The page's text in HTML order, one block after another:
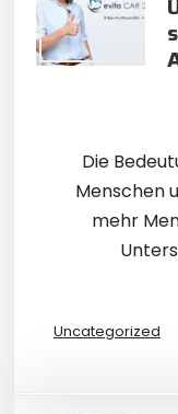
Die
Menschen
mehr
Uncategorized